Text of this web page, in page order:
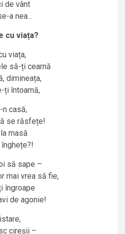
de vânt
a nea…
cu viața?
viața,
să-ți cearnă
dimineața,
ți întoarnă,
n casă,
se răsfețe!
masă
să sape –
mai vrea să fie,
îngroape
de agonie!
cireșii –